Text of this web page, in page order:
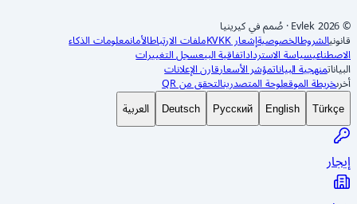
© 2026 Evlek
·صُمم في كيرينيا
قانونيالشروطالخصوصيةإشعار KVKK ملفات الارتباطالأمانمعلومات الذكاء
الاصطناعيسياسة الاسترداداتفاقية البيعسجل التغييرات
البياناتمنهجية البياناتمؤشر الأسعارقارن الإعلانات
أخرىخريطة الموقعلوحة المتصدرينالتحقق من QR
Türkçe
English
Русский
Deutsch العربية
إيجار